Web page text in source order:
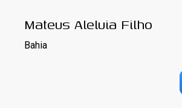
Mateus Aleluia Filho
Bahia